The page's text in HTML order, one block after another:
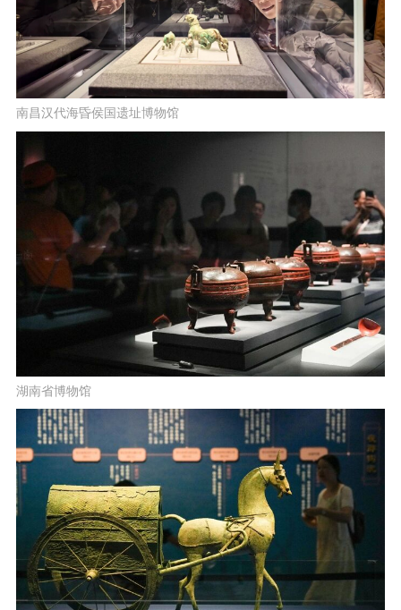
南昌汉代海昏侯国遗址博物馆
湖南省博物馆